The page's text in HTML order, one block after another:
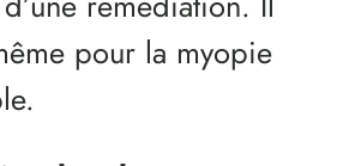
pour la myopie